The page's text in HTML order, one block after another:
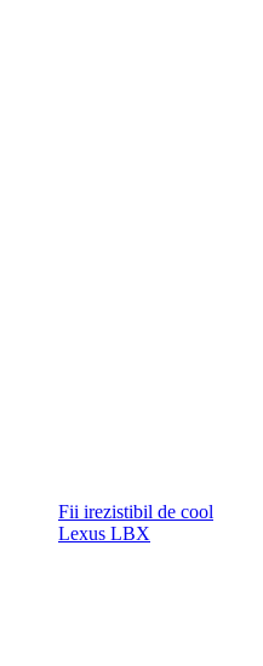
Fii irezistibil de cool
Lexus LBX